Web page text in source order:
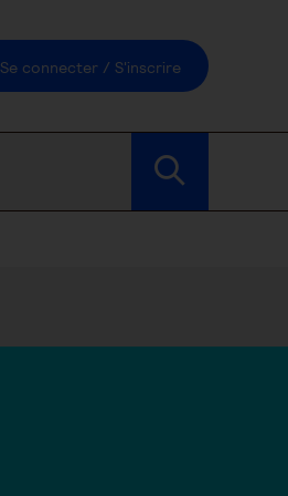
Se connecter / S'inscrire